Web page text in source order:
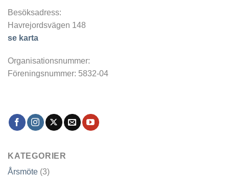
Besöksadress:
Havrejordsvägen 148
se karta
Organisationsnummer:
Föreningsnummer: 5832-04
KATEGORIER
Årsmöte (3)